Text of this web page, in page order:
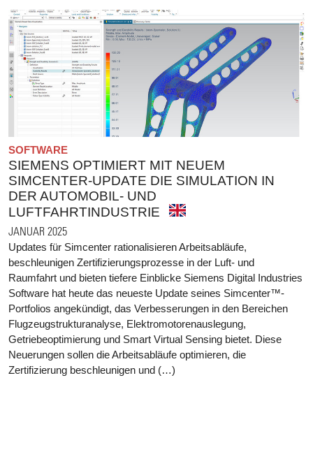
SOFTWARE
SIEMENS OPTIMIERT MIT NEUEM
SIMCENTER-UPDATE DIE SIMULATION IN
DER AUTOMOBIL- UND
LUFTFAHRTINDUSTRIE
JANUAR 2025
Updates für Simcenter rationalisieren Arbeitsabläufe,
beschleunigen Zertifizierungsprozesse in der Luft- und
Raumfahrt und bieten tiefere Einblicke Siemens Digital Industries
Software hat heute das neueste Update seines Simcenter™-
Portfolios angekündigt, das Verbesserungen in den Bereichen
Flugzeugstrukturanalyse, Elektromotorenauslegung,
Getriebeoptimierung und Smart Virtual Sensing bietet. Diese
Neuerungen sollen die Arbeitsabläufe optimieren, die
Zertifizierung beschleunigen und (…)